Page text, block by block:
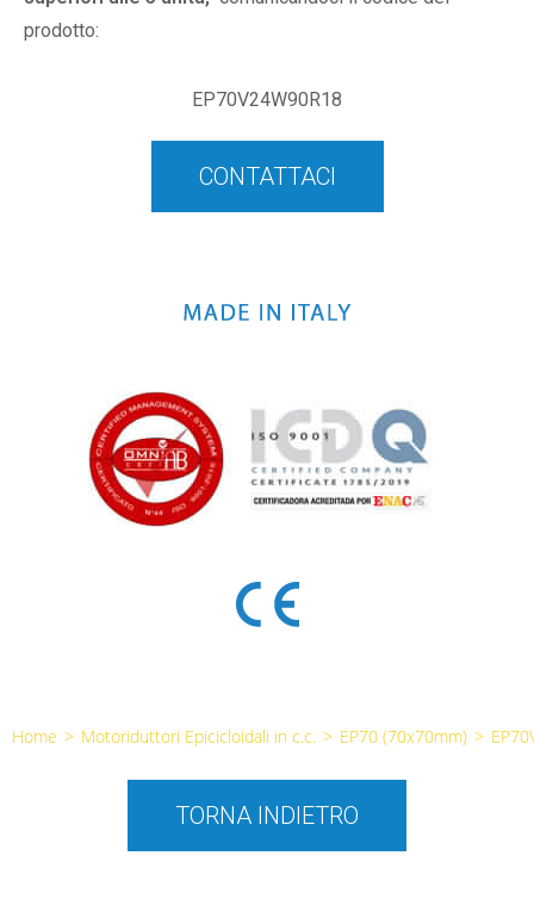
prodotto:
EP70V24W90R18
CONTATTACI
Home > Motoriduttori Epicicloidali in c.c. > EP70 (70x70mm) >
TORNA INDIETRO